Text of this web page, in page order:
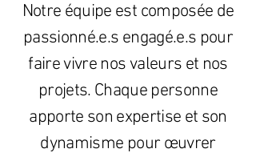
Notre équipe est composée de
passionné.e.s engagé.e.s pour
faire vivre nos valeurs et nos
projets. Chaque personne
apporte son expertise et son
dynamisme pour œuvrer